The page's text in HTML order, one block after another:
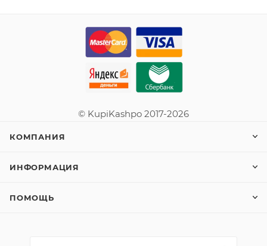
© KupiKashpo 2017-2026
КОМПАНИЯ
ИНФОРМАЦИЯ
ПОМОЩЬ